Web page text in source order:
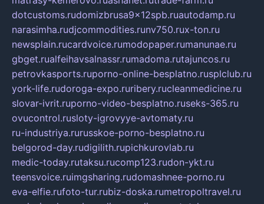
dotcustoms.rudomizbrusa9x12spb.ruautodamp.ru
narasimha.rudjcommodities.runv750.rux-ton.ru
newsplain.rucardvoice.rumodopaper.rumanunae.ru
gbget.rualfeihavsalnassr.rumadoma.rutajuncos.ru
petrovkasports.ruporno-online-besplatno.rusplclub.ru
york-life.rudoroga-expo.ruribery.rucleanmedicine.ru
slovar-ivrit.ruporno-video-besplatno.ruseks-365.ru
ovucontrol.rusloty-igrovyye-avtomaty.ru
ru-industriya.rurusskoe-porno-besplatno.ru
belgorod-day.rudigilith.rupichkurovlab.ru
medic-today.rutaksu.rucomp123.rudon-ykt.ru
teensvoice.ruimgsharing.rudomashnee-porno.ru
eva-elfie.rufoto-tur.rubiz-doska.rumetropoltravel.ru